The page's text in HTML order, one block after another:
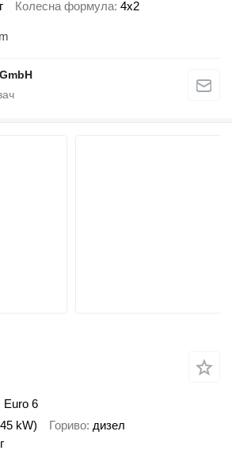
Колесна формула 4x2
Euro 6
kW) Гориво дизел